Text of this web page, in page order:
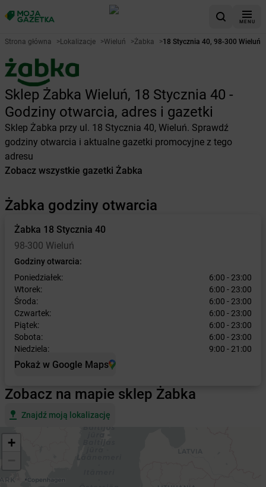
MENU
Strona główna >Lokalizacje >Wieluń >Żabka >18 Stycznia 40, 98-300 Wieluń
Sklep Żabka Wieluń, 18 Stycznia 40 -
Godziny otwarcia, adres i gazetki
Sklep Żabka przy ul. 18 Stycznia 40, Wieluń. Sprawdź
godziny otwarcia i aktualne gazetki promocyjne z tego
adresu
Zobacz wszystkie gazetki Żabka
Żabka godziny otwarcia
Żabka 18 Stycznia 40
98-300 Wieluń
Godziny otwarcia:
Poniedziałek:
6:00 - 23:00
Wtorek:
6:00 - 23:00
Środa:
6:00 - 23:00
Czwartek:
6:00 - 23:00
Piątek:
6:00 - 23:00
Sobota:
6:00 - 23:00
Niedziela:
9:00 - 21:00
Pokaż w Google Maps
Zobacz na mapie sklep Żabka
Znajdź moją lokalizację
+